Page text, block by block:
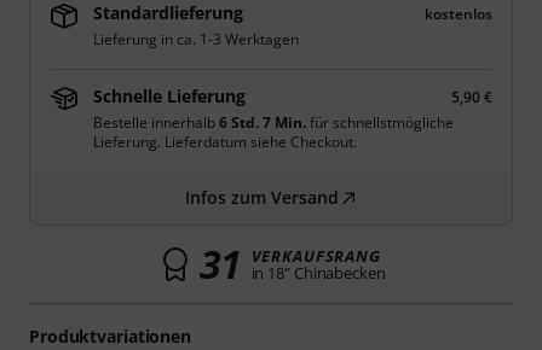
Produktvariationen
Standardlieferung
kostenlos
Lieferung in ca. 1-3 Werktagen
Schnelle Lieferung
5,90 €
Bestelle innerhalb6 Std. 7 Min.für schnellstmögliche
Lieferung. Lieferdatum siehe Checkout.
Infos zum Versand
31 VERKAUFSRANG
in 18" Chinabecken